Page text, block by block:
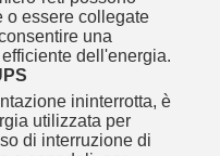
o essere collegate
una
dell'energia.
ininterrotta, è
utilizzata per
di interruzione di